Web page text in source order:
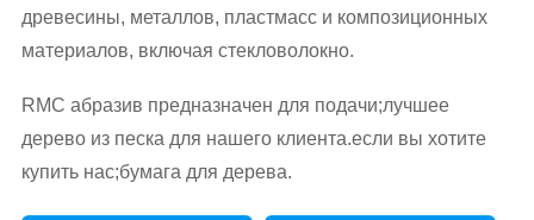
древесины, металлов, пластмасс и композиционных
материалов, включая стекловолокно.
RMC абразив предназначен для подачи;лучшее
дерево из песка для нашего клиента.если вы хотите
купить нас;бумага для дерева.